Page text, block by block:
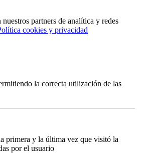
partners de analítica y redes
cookies y privacidad
la correcta utilización de las
primera y la última vez que visitó la
por el usuario